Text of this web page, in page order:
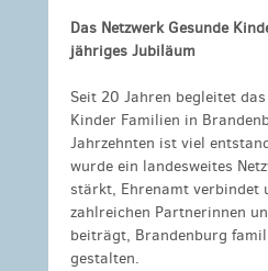
Das Netzwerk Gesunde
jähriges Jubiläum
Seit 20 Jahren begleitet
Kinder Familien in
Jahrzehnten ist viel
wurde ein landesweites
stärkt, Ehrenamt verbindet
zahlreichen Partnerinnen
beiträgt, Brandenburg
gestalten.